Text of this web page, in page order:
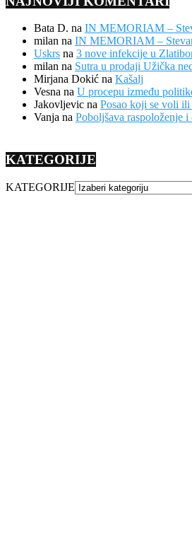
Bata D. na IN MEMORIAM –
milan na IN MEMORIAM –
Uskrs na 3 nove infekcije u
milan na Sutra u prodaji Užička
Mirjana Dokić na Kašalj
Vesna na U procepu između
Jakovljevic na Posao koji se voli
Vanja na Poboljšava raspoloženje i
KATEGORIJE
KATEGORIJE